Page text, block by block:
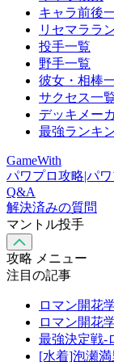
キャラ前後
リセマララ
投手一覧
野手一覧
彼女・相棒
サクセス一
デッキメー
最強ランキ
GameWith
パワプロ攻略|パ
Q&A
解決済みの質問
マントル投手
攻略 メニュー
注目の記事
ロマン開花
ロマン開花
最強決定戦-
[水着]泡瀬